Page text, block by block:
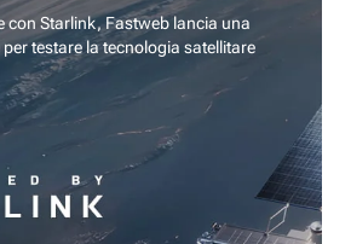
con Starlink, Fastweb lancia una
testare la tecnologia satellitare